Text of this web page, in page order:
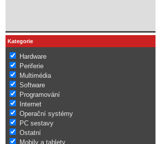
Kategorie
Hardware
Periferie
Multimédia
Software
Programování
Internet
Operační systémy
PC sestavy
Ostatní
Mobily a tablety